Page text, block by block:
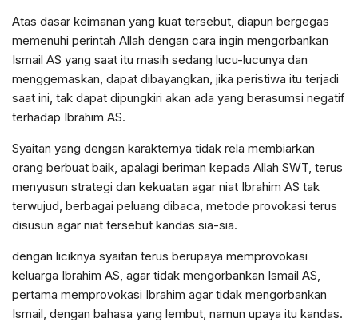
Atas dasar keimanan yang kuat tersebut, diapun bergegas
memenuhi perintah Allah dengan cara ingin mengorbankan
Ismail AS yang saat itu masih sedang lucu-lucunya dan
menggemaskan, dapat dibayangkan, jika peristiwa itu terjadi
saat ini, tak dapat dipungkiri akan ada yang berasumsi negatif
terhadap Ibrahim AS.
Syaitan yang dengan karakternya tidak rela membiarkan
orang berbuat baik, apalagi beriman kepada Allah SWT, terus
menyusun strategi dan kekuatan agar niat Ibrahim AS tak
terwujud, berbagai peluang dibaca, metode provokasi terus
disusun agar niat tersebut kandas sia-sia.
dengan liciknya syaitan terus berupaya memprovokasi
keluarga Ibrahim AS, agar tidak mengorbankan Ismail AS,
pertama memprovokasi Ibrahim agar tidak mengorbankan
Ismail, dengan bahasa yang lembut, namun upaya itu kandas.